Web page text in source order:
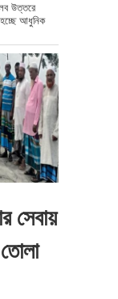
উত্তরে
আধুনিক
সেবায়